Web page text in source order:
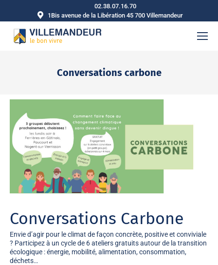
02.38.07.16.70
1Bis avenue de la Libération 45 700 Villemandeur
Conversations carbone
Conversations Carbone
Envie d’agir pour le climat de façon concrète, positive et conviviale
? Participez à un cycle de 6 ateliers gratuits autour de la transition
écologique : énergie, mobilité, alimentation, consommation,
déchets…